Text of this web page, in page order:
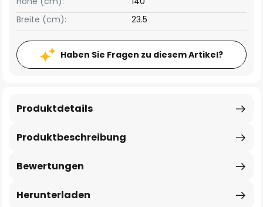
Breite (cm): 23.5
Haben Sie Fragen zu diesem Artikel?
Produktbeschreibung
Produktdetails
Bewertungen
Herunterladen